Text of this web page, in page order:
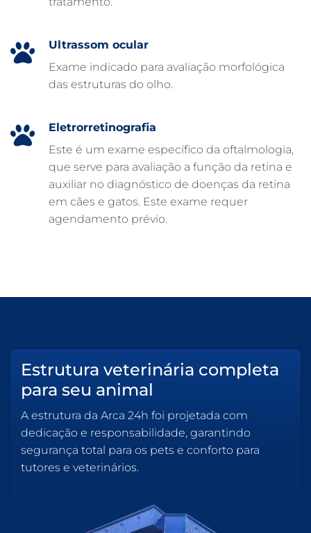
CLÍNICA VETERINÁRIA ARCA
CLÍNICA VETERINÁRIA 24 HORAS
ATENDIMENTO VETERINÁRIO
Ultrassom ocular
Exame indicado para avaliação morfológica
das estruturas do olho.
Eletrorretinografia
Este é um exame específico da oftalmologia,
que serve para avaliação a função da retina e
auxiliar no diagnóstico de doenças da retina
em cães e gatos. Este exame requer
agendamento prévio.
Estrutura veterinária completa
para seu animal
A estrutura da Arca 24h foi projetada com
dedicação e responsabilidade, garantindo
segurança total para os pets e conforto para
tutores e veterinários.